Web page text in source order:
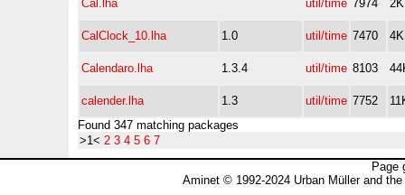
Cal.lha util/time 7974 2K
CalClock_10.lha 1.0 util/time 7470 4K
Calendaro.lha 1.3.4 util/time 8103
calender.lha 1.3 util/time 7752
Found 347 matching packages
>1< 2 3 4 5 6 7
Page
Aminet © 1992-2024 Urban Müller and the